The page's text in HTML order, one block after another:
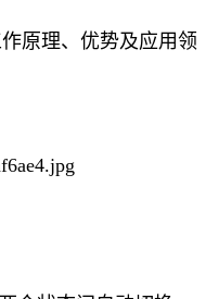
原理、优势及应用领